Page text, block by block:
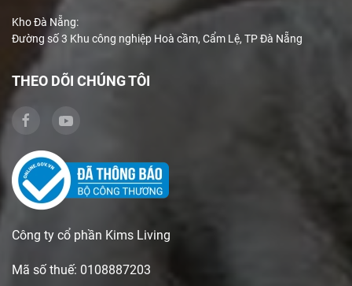
Kho Đà Nẵng:
Đường số 3 Khu công nghiệp Hoà cầm, Cẩm Lệ, TP Đà Nẵng
THEO DÕI CHÚNG TÔI
Công ty cổ phần Kims Living
Mã số thuế: 0108887203